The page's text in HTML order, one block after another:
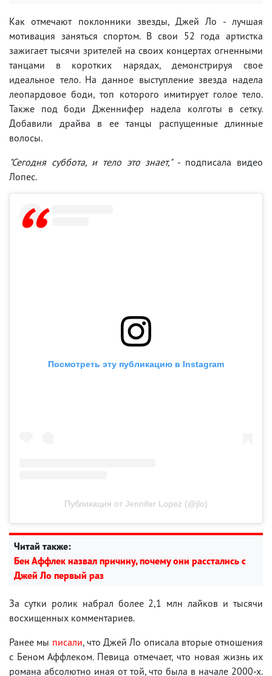
Как отмечают поклонники звезды, Джей Ло - лучшая
мотивация заняться спортом. В свои 52 года артистка
зажигает тысячи зрителей на своих концертах огненными
танцами в коротких нарядах, демонстрируя свое
идеальное тело. На данное выступление звезда надела
леопардовое боди, топ которого имитирует голое тело.
Также под боди Дженнифер надела колготы в сетку.
Добавили драйва в ее танцы распущенные длинные
волосы.
"Сегодня суббота, и тело это знает,"- подписала видео
Лопес.
Посмотреть эту публикацию в Instagram
Публикация от Jennifer Lopez (@jlo)
Читай также:
Бен Аффлек назвал причину, почему они расстались с
Джей Ло первый раз
За сутки ролик набрал более 2,1 млн лайков и тысячи
восхищенных комментариев.
Ранее мы писали, что Джей Ло описала вторые отношения
с Беном Аффлеком. Певица отмечает, что новая жизнь их
романа абсолютно иная от той, что была в начале 2000-х.